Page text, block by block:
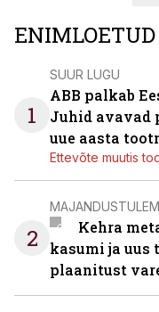
ENIMLOETUD
1
SUUR LUGU
ABB palkab
Juhid avavad
uue aasta
Ettevõte muutis
2
Kehra
kasumi ja uus
plaanitust